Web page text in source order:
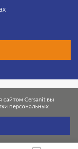
из-за
сайтом Cersanit вы
персональных